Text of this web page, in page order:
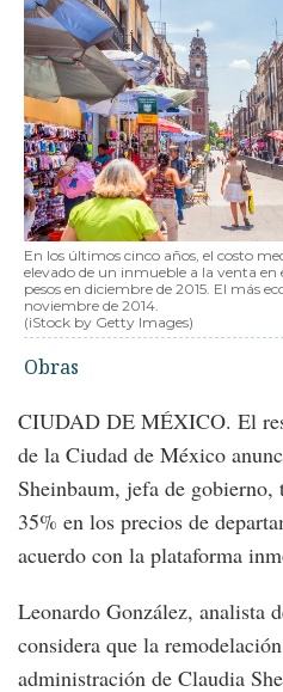
En los últimos cinco años, el costo
elevado de un inmueble a la venta en
pesos en diciembre de 2015. El más
noviembre de 2014.
(iStock by Getty Images)
Obras
CIUDAD DE MÉXICO. El
de la Ciudad de México
Sheinbaum, jefa de gobierno,
35% en los precios de
acuerdo con la plataforma
Leonardo González, analista
considera que la
administración de Claudia